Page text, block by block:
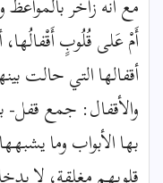
أَمْ عَلى قُلُوبٍ
أقفالها التي حالت
والأقفال: جمع قفل-
بها الأبواب وما